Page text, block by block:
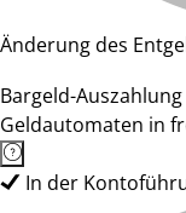
Änderung des
Bargeld-
Geldautomaten in
In der